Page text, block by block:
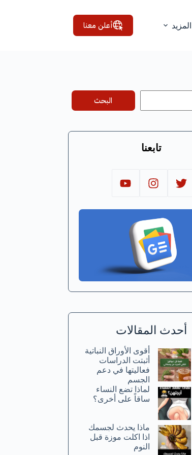
المزيد أعلن معنا
البحث
تابعنا
أحدث المقالات
أقوى الأوراق النباتية
أثبتت الدراسات
فعاليتها في دعم
الجسم
لماذا تضع النساء
ساقاً على أخرى؟
ماذا يحدث لجسمك
اذا اكلت موزة قبل
النوم